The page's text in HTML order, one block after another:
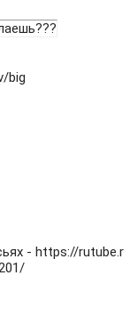
big
- https://rutube.r